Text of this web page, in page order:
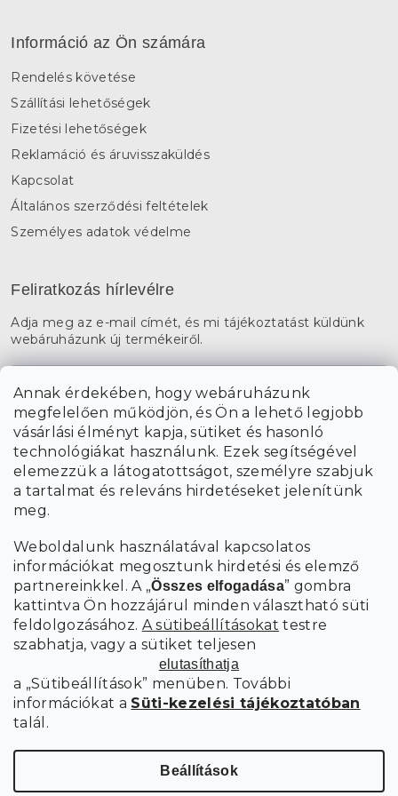
Annak érdekében, hogy webáruházunk
megfelelően működjön, és Ön a lehető legjobb
vásárlási élményt kapja, sütiket és hasonló
technológiákat használunk. Ezek segítségével
elemezzük a látogatottságot, személyre szabjuk
a tartalmat és releváns hirdetéseket jelenítünk
meg.
Weboldalunk használatával kapcsolatos
információkat megosztunk hirdetési és elemző
partnereinkkel. A „Összes elfogadása” gombra
kattintva Ön hozzájárul minden választható süti
feldolgozásához. A sütibeállításokat testre
szabhatja, vagy a sütiket teljesen
elutasíthatja
a „Sütibeállítások” menüben. További
információkat a Süti-kezelési tájékoztatóban
talál.
Beállítások
Információ az Ön számára
Rendelés követése
Szállítási lehetőségek
Fizetési lehetőségek
Reklamáció és áruvisszaküldés
Kapcsolat
Általános szerződési feltételek
Személyes adatok védelme
Feliratkozás hírlevélre
Adja meg az e-mail címét, és mi tájékoztatást küldünk
webáruházunk új termékeiről.
A hírlevelekre való feliratkozással egyetérteka személyes
adatok feldolgozásával.
FELIRATKOZÁS